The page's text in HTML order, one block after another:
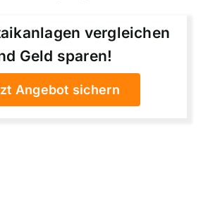
vergleichen
Geld sparen!
Angebot sichern